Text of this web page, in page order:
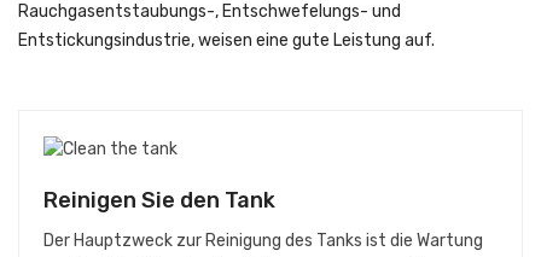
Rauchgasentstaubungs-, Entschwefelungs- und
Entstickungsindustrie, weisen eine gute Leistung auf.
Reinigen Sie den Tank
Der Hauptzweck zur Reinigung des Tanks ist die Wartung